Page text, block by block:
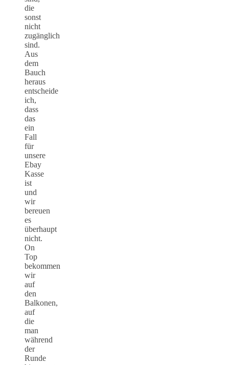
die
sonst
nicht
zugänglich
sind.
Aus
dem
Bauch
heraus
entscheide
ich,
dass
das
ein
Fall
für
unsere
Ebay
Kasse
ist
und
wir
bereuen
es
überhaupt
nicht.
On
Top
bekommen
wir
auf
den
Balkonen,
auf
die
man
während
der
Runde